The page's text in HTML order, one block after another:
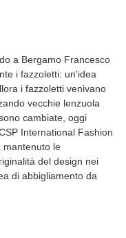
a Bergamo Francesco
i fazzoletti: un'idea
i fazzoletti venivano
vecchie lenzuola
cambiate, oggi
International Fashion
mantenuto le
del design nei
di abbigliamento da